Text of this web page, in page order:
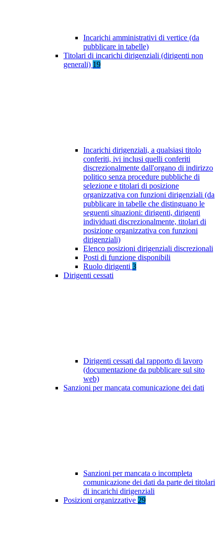
Incarichi amministrativi di vertice (da
pubblicare in tabelle)
Titolari di incarichi dirigenziali (dirigenti non
generali) 19
Incarichi dirigenziali, a qualsiasi titolo
conferiti, ivi inclusi quelli conferiti
discrezionalmente dall'organo di indirizzo
politico senza procedure pubbliche di
selezione e titolari di posizione
organizzativa con funzioni dirigenziali (da
pubblicare in tabelle che distinguano le
seguenti situazioni: dirigenti, dirigenti
individuati discrezionalmente, titolari di
posizione organizzativa con funzioni
dirigenziali)
Elenco posizioni dirigenziali discrezionali
Posti di funzione disponibili
Ruolo dirigenti 3
Dirigenti cessati
Dirigenti cessati dal rapporto di lavoro
(documentazione da pubblicare sul sito
web)
Sanzioni per mancata comunicazione dei dati
Sanzioni per mancata o incompleta
comunicazione dei dati da parte dei titolari
di incarichi dirigenziali
Posizioni organizzative 29